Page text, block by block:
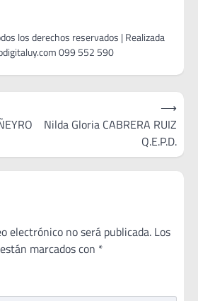
Nilda Gloria CABRERA RUIZ
Q.E.P.D.
⟶
electrónico no será publicada. Los
marcados con *